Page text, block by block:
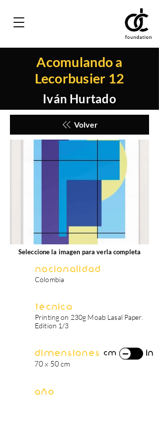
Acomulando a
Lecorbusier 12
Iván Hurtado
Volver
Seleccione la imagen para verla completa
Nacionalidad
Colombia
Técnica
Printing on 230g Moab Lasal Paper.
Edition 1/3
Dimensiones
70 x 50 cm
cm in
Año